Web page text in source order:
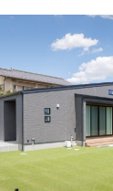
万円台